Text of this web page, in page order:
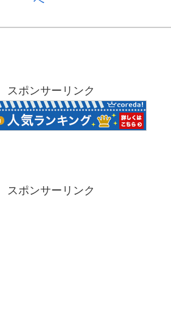
スポンサーリンク
スポンサーリンク